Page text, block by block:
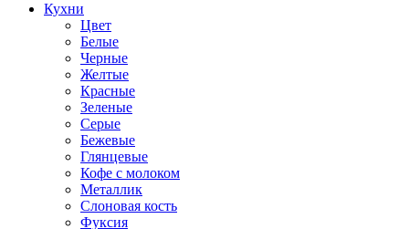
Кухни
Цвет
Белые
Черные
Желтые
Красные
Зеленые
Серые
Бежевые
Глянцевые
Кофе с молоком
Металлик
Слоновая кость
Фуксия